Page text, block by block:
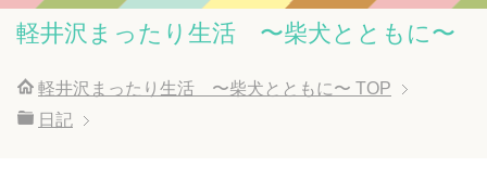
軽井沢まったり生活 〜柴犬とともに〜
軽井沢まったり生活 〜柴犬とともに〜 TOP
日記